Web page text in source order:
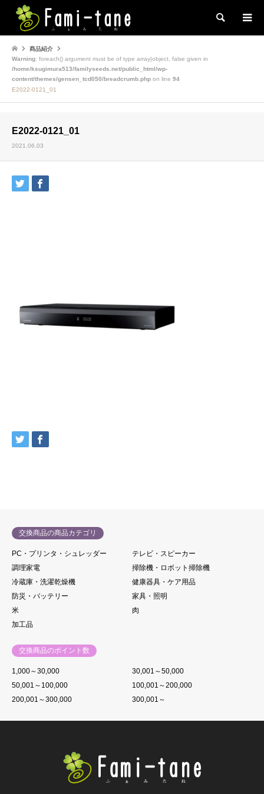
検索
商品紹介
Warning: foreach() argument must be of type array|object, false given in
/home/ksugimura513/familyseeds.net/public_html/wp-
content/themes/gensen_tcd050/breadcrumb.php on line 94
E2022-0121_01
E2022-0121_01
2021.06.03
交換商品の商品カテゴリ
PC・プリンタ・シュレッダー
テレビ・スピーカー
調理家電
掃除機・ロボット掃除機
冷蔵庫・洗濯乾燥機
健康器具・ケア用品
防災・バッテリー
家具・照明
米
肉
加工品
交換商品のポイント数
1,000～30,000
30,001～50,000
50,001～100,000
100,001～200,000
200,001～300,000
300,001～